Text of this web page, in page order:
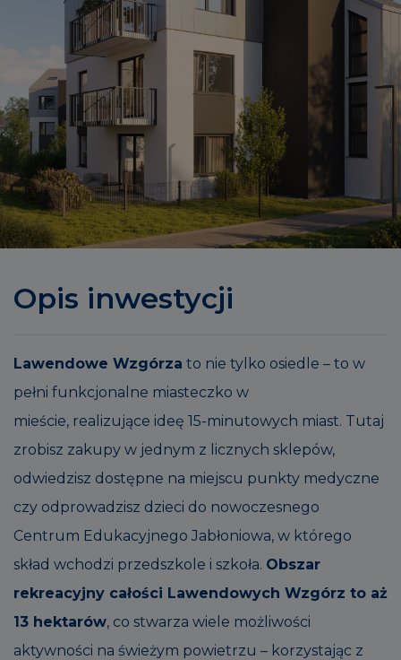
Opis inwestycji
Lawendowe Wzgórza to nie tylko osiedle – to w
pełni funkcjonalne miasteczko w
mieście, realizujące ideę 15-minutowych miast. Tutaj
zrobisz zakupy w jednym z licznych sklepów,
odwiedzisz dostępne na miejscu punkty medyczne
czy odprowadzisz dzieci do nowoczesnego
Centrum Edukacyjnego Jabłoniowa, w którego
skład wchodzi przedszkole i szkoła. Obszar
rekreacyjny całości Lawendowych Wzgórz to aż
13 hektarów, co stwarza wiele możliwości
aktywności na świeżym powietrzu – korzystając z